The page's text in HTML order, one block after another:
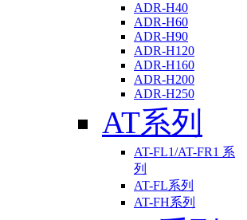
ADR-H40
ADR-H60
ADR-H90
ADR-H120
ADR-H160
ADR-H200
ADR-H250
AT系列
AT-FL1/AT-FR1 系
列
AT-FL系列
AT-FH系列